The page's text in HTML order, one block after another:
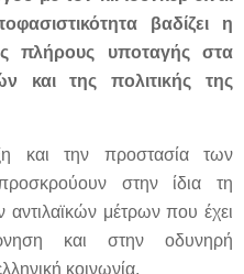
βαδίζει η
πλήρους υποταγής στα
και της πολιτικής της
και την προστασία των
στην ίδια τη
μέτρων που έχει
και στην οδυνηρή
κοινωνία.